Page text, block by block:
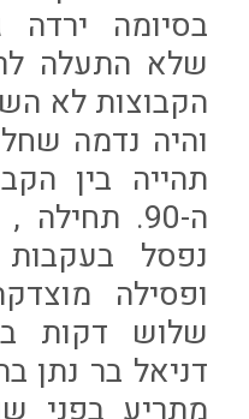
בסיומה
שלא התעלה
הקבוצות לא
והיה נדמה
תהייה בין
ה-90.
נפסל
ופסילה
דניאל בר נתן